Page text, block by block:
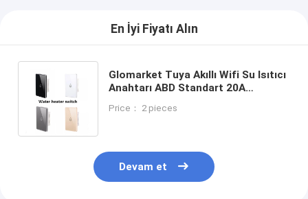
En İyi Fiyatı Alın
Glomarket Tuya Akıllı Wifi Su Isıtıcı
Anahtarı ABD Standart 20A
Zamanlayıcı Google Ev Alexa
Price： 2 pieces
Devam et